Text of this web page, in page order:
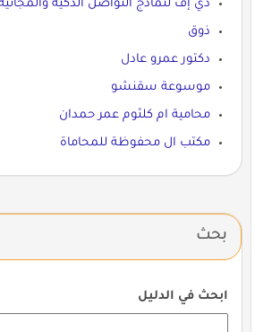
دي إف لنماذج التواصل الذكية
ذوق
دكتور عمرو عادل
موسوعة سقنشو
محامية ام كلثوم عمر حمدان
مكتب ال محفوظة للمحاماة
بحث
ابحث في الدليل